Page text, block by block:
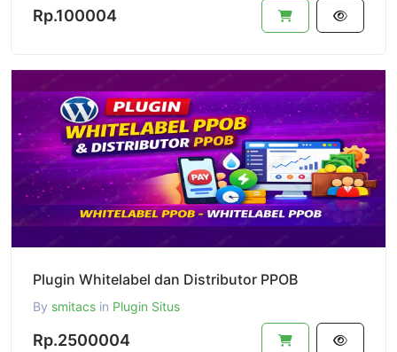
Rp.100004
Plugin Whitelabel dan Distributor PPOB
By smitacs in Plugin Situs
Rp.2500004